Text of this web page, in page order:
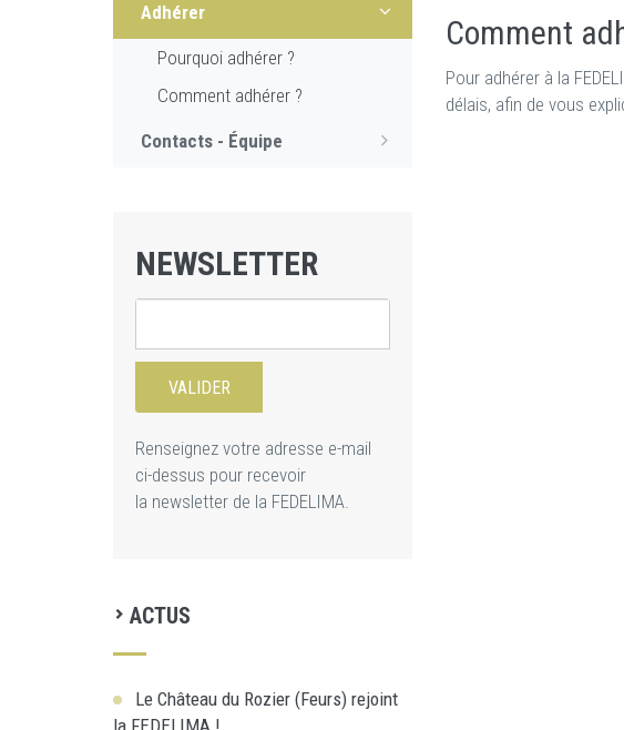
Adhérer
Pourquoi adhérer ?
Comment adhérer ?
Contacts - Équipe
NEWSLETTER
Renseignez votre adresse e-mail
ci-dessus pour recevoir
la newsletter de la FEDELIMA.
ACTUS
Le Château du Rozier (Feurs) rejoint
la FEDELIMA !
Comment
Pour adhérer à la
délais, afin de vous